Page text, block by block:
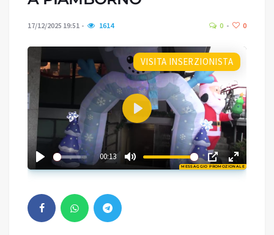
17/12/2025 19:51 1614 0 0
MESSAGGIO PROMOZIONALE
VISITA INSERZIONISTA
00:13
Play
02:34